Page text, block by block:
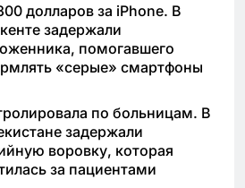
долларов за iPhone. В
задержали
помогавшего
«серые» смартфоны
по больницам. В
задержали
воровку, которая
за пациентами